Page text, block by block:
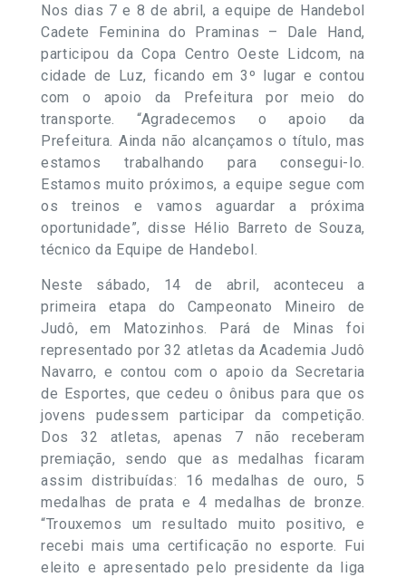
Nos dias 7 e 8 de abril, a equipe de Handebol
Cadete Feminina do Praminas – Dale Hand,
participou da Copa Centro Oeste Lidcom, na
cidade de Luz, ficando em 3º lugar e contou
com o apoio da Prefeitura por meio do
transporte. “Agradecemos o apoio da
Prefeitura. Ainda não alcançamos o título, mas
estamos trabalhando para consegui-lo.
Estamos muito próximos, a equipe segue com
os treinos e vamos aguardar a próxima
oportunidade”, disse Hélio Barreto de Souza,
técnico da Equipe de Handebol.
Neste sábado, 14 de abril, aconteceu a
primeira etapa do Campeonato Mineiro de
Judô, em Matozinhos. Pará de Minas foi
representado por 32 atletas da Academia Judô
Navarro, e contou com o apoio da Secretaria
de Esportes, que cedeu o ônibus para que os
jovens pudessem participar da competição.
Dos 32 atletas, apenas 7 não receberam
premiação, sendo que as medalhas ficaram
assim distribuídas: 16 medalhas de ouro, 5
medalhas de prata e 4 medalhas de bronze.
“Trouxemos um resultado muito positivo, e
recebi mais uma certificação no esporte. Fui
eleito e apresentado pelo presidente da liga